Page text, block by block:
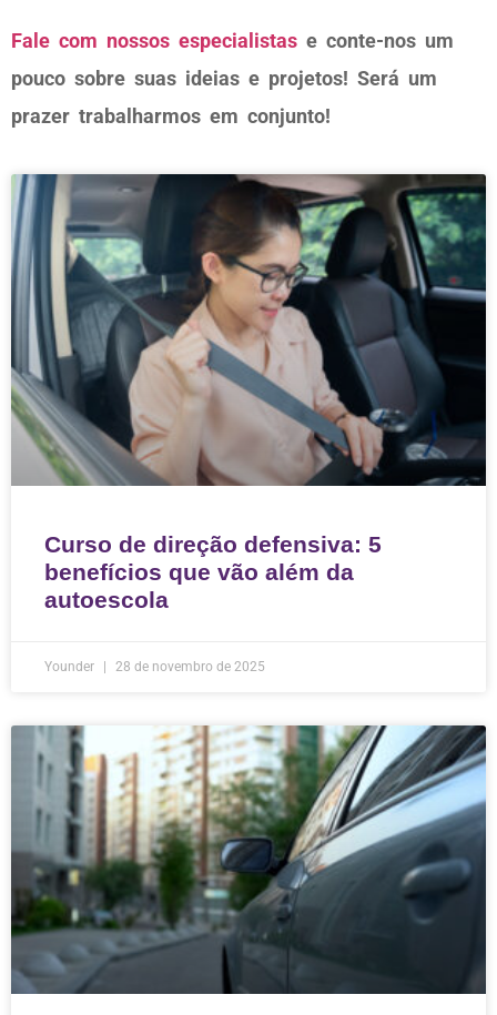
Fale com nossos especialistas e conte-nos um
pouco sobre suas ideias e projetos! Será um
prazer trabalharmos em conjunto!
Curso de direção defensiva: 5
benefícios que vão além da
autoescola
Younder 28 de novembro de 2025